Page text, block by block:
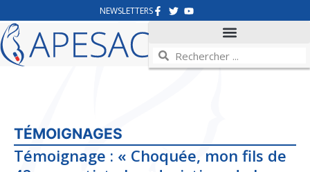
NEWSLETTERS
TÉMOIGNAGES
Témoignage : « Choquée, mon fils de